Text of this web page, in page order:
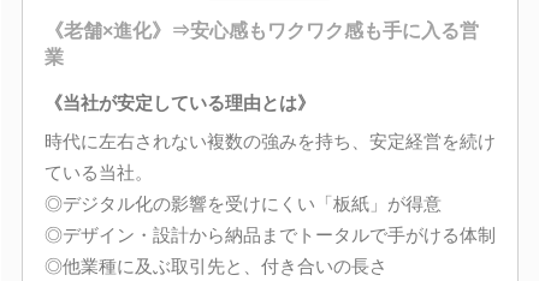
《老舗×進化》⇒安心感もワクワク感も手に入る営
業
《当社が安定している理由とは》
時代に左右されない複数の強みを持ち、安定経営を続け
ている当社。
◎デジタル化の影響を受けにくい「板紙」が得意
◎デザイン・設計から納品までトータルで手がける体制
◎他業種に及ぶ取引先と、付き合いの長さ